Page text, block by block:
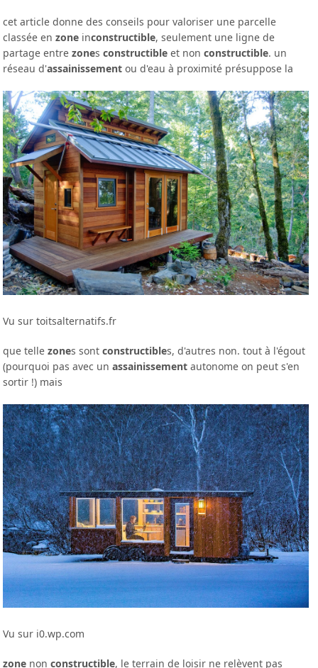
cet article donne des conseils pour valoriser une parcelle
classée enzone inconstructible, seulement une ligne de
partage entrezonesconstructible et nonconstructible. un
réseau d'assainissement ou d'eau à proximité présuppose la
Vu sur toitsalternatifs.fr
que tellezones sontconstructibles, d'autres non. tout à l'égout
(pourquoi pas avec unassainissement autonome on peut s'en
sortir !) mais
Vu sur i0.wp.com
zone nonconstructible, le terrain de loisir ne relèvent pas